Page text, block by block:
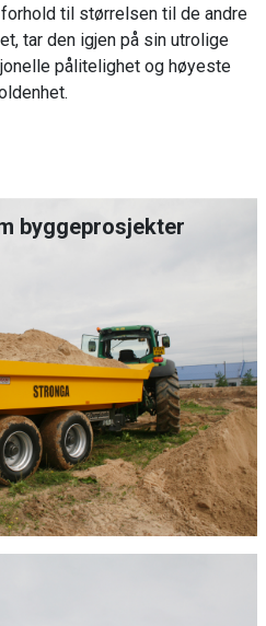
til størrelsen til de andre
tar den igjen på sin utrolige
pålitelighet og høyeste
byggeprosjekter